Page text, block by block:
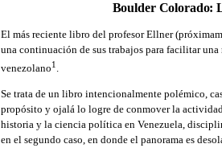
Boulder Colorado:
El más reciente libro del profesor Ellner
una continuación de sus trabajos para facilitar
venezolano1
Se trata de un libro intencionalmente polémico,
propósito y ojalá lo logre de conmover la
historia y la ciencia política en Venezuela,
en el segundo caso, en donde el panorama es